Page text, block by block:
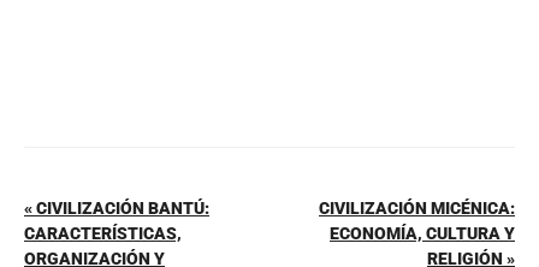
« CIVILIZACIÓN BANTÚ:
CARACTERÍSTICAS,
ORGANIZACIÓN Y
CIVILIZACIÓN MICÉNICA:
ECONOMÍA, CULTURA Y
RELIGIÓN »